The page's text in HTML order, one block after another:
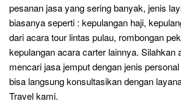
pesanan jasa yang sering banyak, jenis
biasanya seperti : kepulangan haji,
dari acara tour lintas pulau, rombongan
kepulangan acara carter lainnya. Silahkan
mencari jasa jemput dengan jenis
bisa langsung konsultasikan dengan
Travel kami.